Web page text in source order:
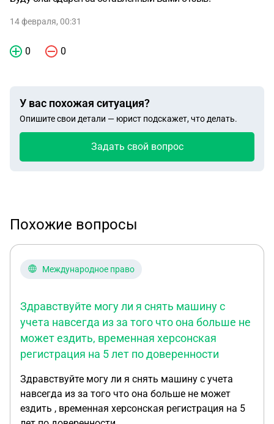
14 февраля, 00:31
0 0
У вас похожая ситуация?
Опишите свои детали — юрист подскажет, что делать.
Задать свой вопрос
Похожие вопросы
Международное право
Здравствуйте могу ли я снять машину с
учета навсегда из за того что она больше не
может ездить, временная херсонская
регистрация на 5 лет по доверенности
Здравствуйте могу ли я снять машину с учета
навсегда из за того что она больше не может
ездить , временная херсонская регистрация на 5